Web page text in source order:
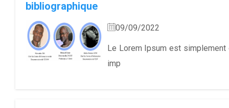
bibliographique
09/09/2022
Le Lorem Ipsum est
imp